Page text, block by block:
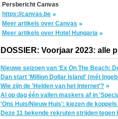
Persbericht Canvas
https://canvas.be
Meer artikels over Canvas
Meer artikels over Hotel Hungaria
DOSSIER: Voorjaar 2023: alle
Nieuwe seizoen van 'Ex On The Beach:
Dan start 'Million Dollar Island' (mét
Wie zijn de 'Helden van het Internet'?
Al op dag één vallen maskers af in
'Ons Huis/Nieuw Huis': kiezen de
Deze 11 bekende rekruten strijden